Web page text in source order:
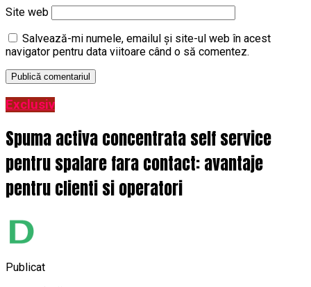
Site web
Salvează-mi numele, emailul și site-ul web în acest
navigator pentru data viitoare când o să comentez.
Exclusiv
Spuma activa concentrata self service
pentru spalare fara contact: avantaje
pentru clienti si operatori
Publicat